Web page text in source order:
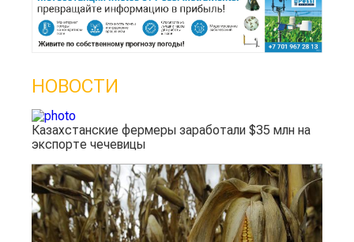
НОВОСТИ
Казахстанские фермеры заработали $35 млн на
экспорте чечевицы